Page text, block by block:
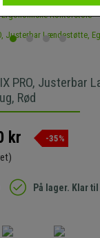
Ergonomiske Kontorstole
PRO, Justerbar
Rød
kr -35%
På lager. Klar